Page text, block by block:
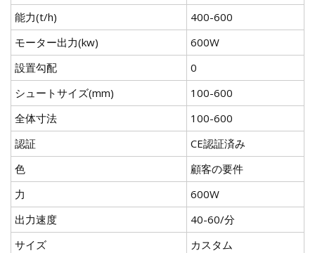
能力(t/h)
400-600
モーター出力(kw)
600W
設置勾配
0
シュートサイズ(mm)
100-600
全体寸法
100-600
認証
CE認証済み
色
顧客の要件
力
600W
出力速度
40-60/分
サイズ
カスタム